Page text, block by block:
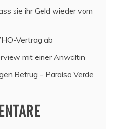
sie ihr Geld wieder vom
Vertrag ab
mit einer Anwältin
Betrug – Paraíso Verde